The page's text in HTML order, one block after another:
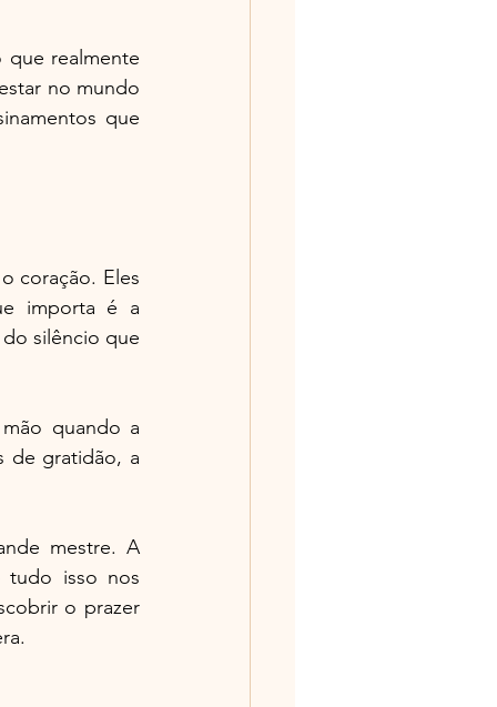
realmente
no mundo
que
coração. Eles
importa é a
silêncio que
quando a
de gratidão, a
mestre. A
tudo isso nos
o prazer